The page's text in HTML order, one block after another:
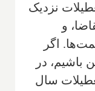
نزدیک
و
اگر
باشیم، در
سال